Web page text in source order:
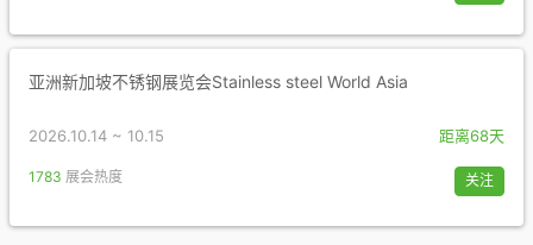
亚洲新加坡不锈钢展览会Stainless steel World Asia
2026.10.14 ~ 10.15 距离68天
1783 展会热度 关注